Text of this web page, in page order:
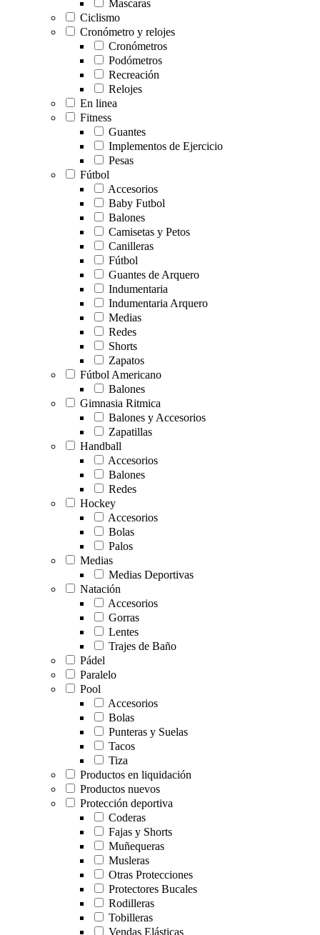
Mascaras
Ciclismo
Cronómetro y relojes
Cronómetros
Podómetros
Recreación
Relojes
En linea
Fitness
Guantes
Implementos de Ejercicio
Pesas
Fútbol
Accesorios
Baby Futbol
Balones
Camisetas y Petos
Canilleras
Fútbol
Guantes de Arquero
Indumentaria
Indumentaria Arquero
Medias
Redes
Shorts
Zapatos
Fútbol Americano
Balones
Gimnasia Ritmica
Balones y Accesorios
Zapatillas
Handball
Accesorios
Balones
Redes
Hockey
Accesorios
Bolas
Palos
Medias
Medias Deportivas
Natación
Accesorios
Gorras
Lentes
Trajes de Baño
Pádel
Paralelo
Pool
Accesorios
Bolas
Punteras y Suelas
Tacos
Tiza
Productos en liquidación
Productos nuevos
Protección deportiva
Coderas
Fajas y Shorts
Muñequeras
Musleras
Otras Protecciones
Protectores Bucales
Rodilleras
Tobilleras
Vendas Elásticas